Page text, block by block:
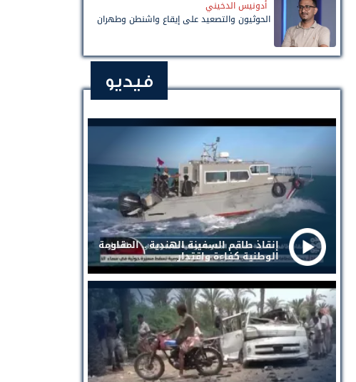
أدونيس الدخيني
الحوثيون والتصعيد على إيقاع واشنطن وطهران
فيديو
إنقاذ طاقم السفينة الهندية .. المقاومة
الوطنية كفاءة واقتدار